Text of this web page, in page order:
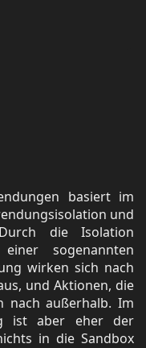
basiert im
und
die Isolation
sogenannten
wirken sich nach
und Aktionen, die
nach außerhalb. Im
ist aber eher der
in die Sandbox